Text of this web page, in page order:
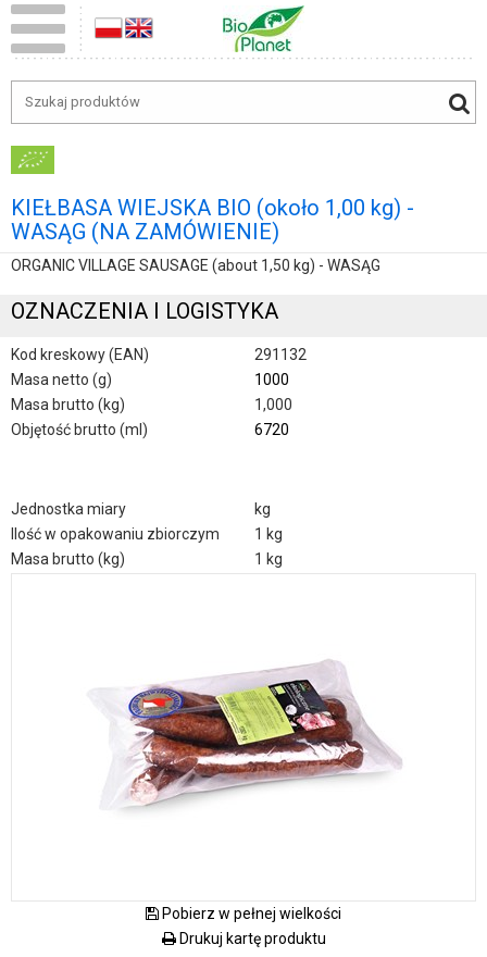
KIEŁBASA WIEJSKA BIO (około 1,00 kg) -
WASĄG (NA ZAMÓWIENIE)
ORGANIC VILLAGE SAUSAGE (about 1,50 kg) - WASĄG
OZNACZENIA I LOGISTYKA
Kod kreskowy (EAN)
291132
Masa netto (g)
1000
Masa brutto (kg)
1,000
Objętość brutto (ml)
6720
Jednostka miary
kg
Ilość w opakowaniu zbiorczym
1 kg
Masa brutto (kg)
1 kg
Pobierz w pełnej wielkości
Drukuj kartę produktu